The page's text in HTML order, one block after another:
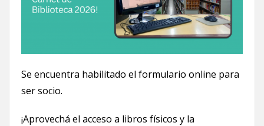
Se encuentra habilitado el formulario online para
ser socio.
¡Aprovechá el acceso a libros físicos y la